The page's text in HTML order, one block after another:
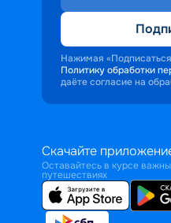
Нажимая
Политику обработки
даёте согласие на
Скачайте
Оставайтесь в курсе
путешествиях